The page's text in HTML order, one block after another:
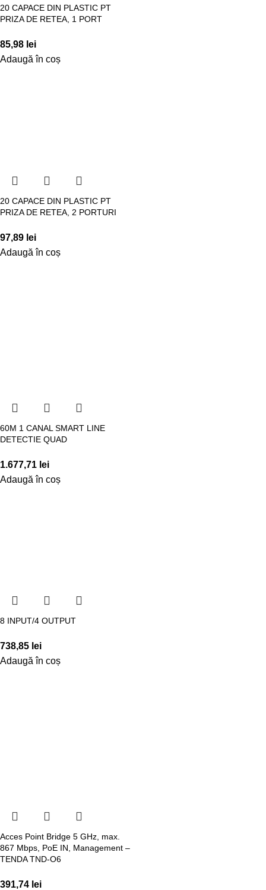
20 CAPACE DIN PLASTIC PT
PRIZA DE RETEA, 1 PORT
85,98 lei
Adaugă în coș
20 CAPACE DIN PLASTIC PT
PRIZA DE RETEA, 2 PORTURI
97,89 lei
Adaugă în coș
60M 1 CANAL SMART LINE
DETECTIE QUAD
1.677,71 lei
Adaugă în coș
8 INPUT/4 OUTPUT
738,85 lei
Adaugă în coș
Acces Point Bridge 5 GHz, max.
867 Mbps, PoE IN, Management –
TENDA TND-O6
391,74 lei